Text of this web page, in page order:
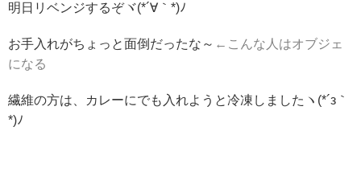
明日リベンジするぞヾ(*´∀｀*)ﾉ
お手入れがちょっと面倒だったな～ ←こんな人はオブジェ
になる
繊維の方は、カレーにでも入れようと冷凍しましたヽ(*´з｀
*)ﾉ